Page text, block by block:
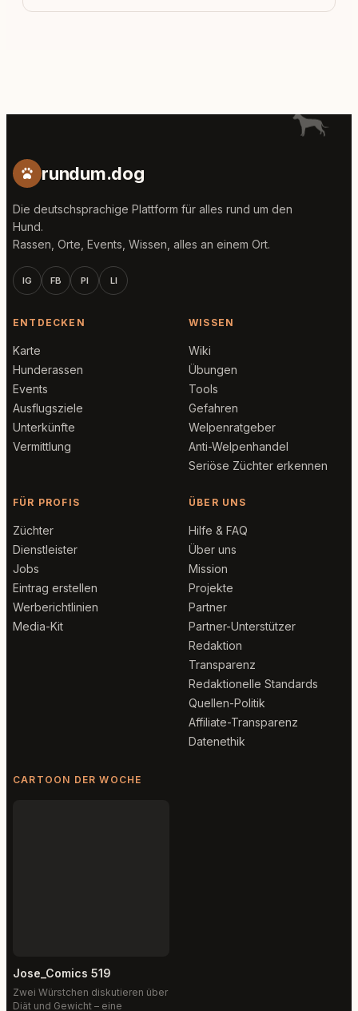
rundum.dog
Die deutschsprachige Plattform für alles rund um den
Hund.
Rassen, Orte, Events, Wissen, alles an einem Ort.
IG FB PI LI
ENTDECKEN
Karte
Hunderassen
Events
Ausflugsziele
Unterkünfte
Vermittlung
WISSEN
Wiki
Übungen
Tools
Gefahren
Welpenratgeber
Anti-Welpenhandel
Seriöse Züchter erkennen
FÜR PROFIS
Züchter
Dienstleister
Jobs
Eintrag erstellen
Werberichtlinien
Media-Kit
ÜBER UNS
Hilfe & FAQ
Über uns
Mission
Projekte
Partner
Partner-Unterstützer
Redaktion
Transparenz
Redaktionelle Standards
Quellen-Politik
Affiliate-Transparenz
Datenethik
CARTOON DER WOCHE
Jose_Comics 519
Zwei Würstchen diskutieren über
Diät und Gewicht – eine